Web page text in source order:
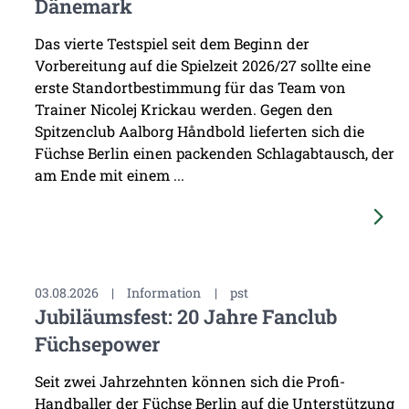
Dänemark
Das vierte Testspiel seit dem Beginn der
Vorbereitung auf die Spielzeit 2026/27 sollte eine
erste Standortbestimmung für das Team von
Trainer Nicolej Krickau werden. Gegen den
Spitzenclub Aalborg Håndbold lieferten sich die
Füchse Berlin einen packenden Schlagabtausch, der
am Ende mit einem ...
03.08.2026 | Information | pst
Jubiläumsfest: 20 Jahre Fanclub
Füchsepower
Seit zwei Jahrzehnten können sich die Profi-
Handballer der Füchse Berlin auf die Unterstützung